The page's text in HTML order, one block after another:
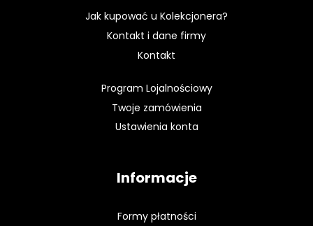
Jak kupować u Kolekcjonera?
Kontakt i dane firmy
Kontakt
Program Lojalnościowy
Twoje zamówienia
Ustawienia konta
Informacje
Formy płatności